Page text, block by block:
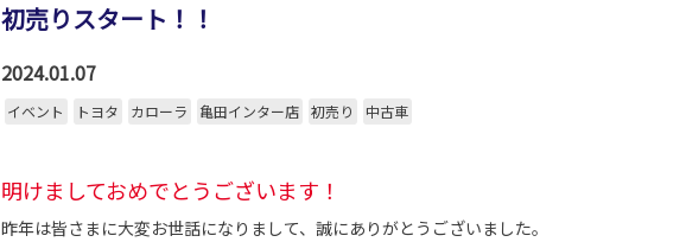
初売りスタート！！
2024.01.07
イベント トヨタ カローラ 亀田インター店 初売り 中古車
明けましておめでとうございます！
昨年は皆さまに大変お世話になりまして、誠にありがとうございました。